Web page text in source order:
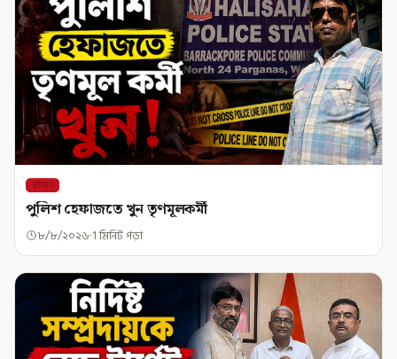
রাজ্য
পুলিশ হেফাজতে খুন তৃণমূলকর্মী
৮/৮/২০২৬ 1 মিনিট পড়া